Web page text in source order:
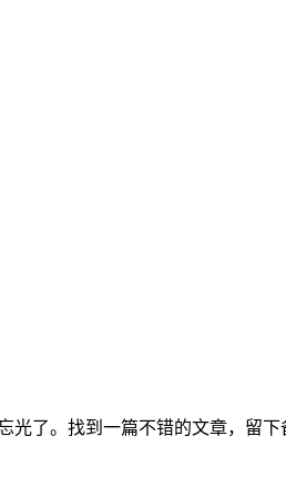
了。找到一篇不错的文章，留下